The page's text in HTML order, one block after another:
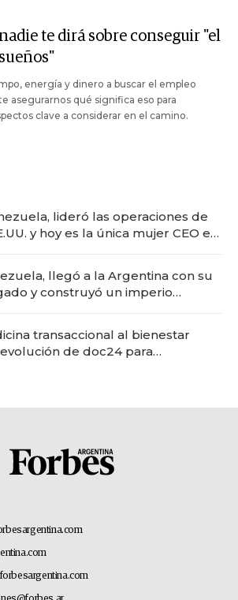
te dirá sobre conseguir "el
energía y dinero a buscar el empleo
asegurarnos qué significa eso para
clave a considerar en el camino.
lideró las operaciones de
y hoy es la única mujer CEO en
llegó a la Argentina con su
y construyó un imperio
transaccional al bienestar
de doc24 para